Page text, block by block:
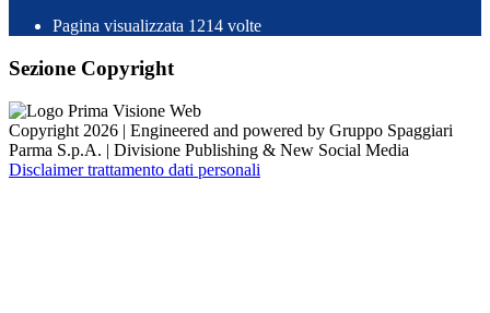
Pagina visualizzata 1214 volte
Sezione Copyright
Copyright 2026 | Engineered and powered by Gruppo Spaggiari
Parma S.p.A. | Divisione Publishing & New Social Media
Disclaimer trattamento dati personali